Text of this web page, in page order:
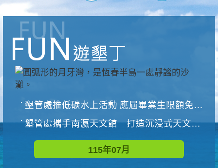
墾管處推低碳水上活動 應屆畢業生限額免費參加
墾管處攜手南瀛天文館 打造沉浸式天文探索營隊
115年07月